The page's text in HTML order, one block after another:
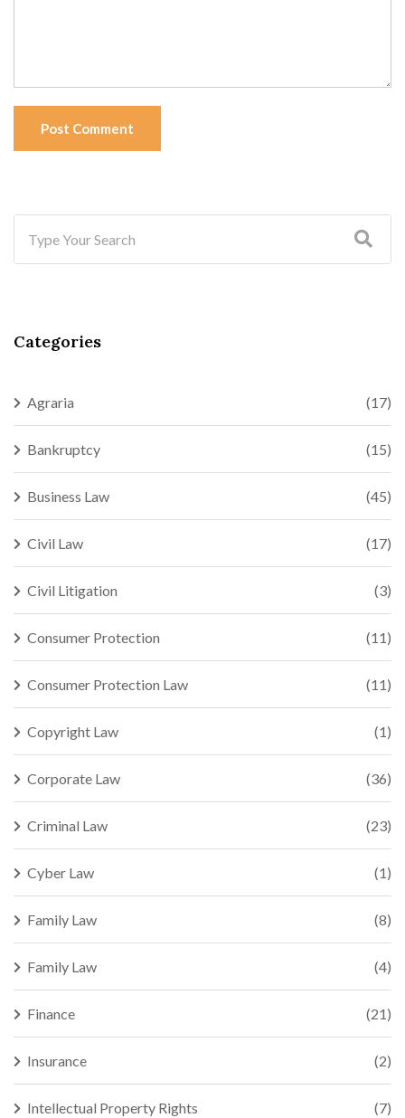
Post Comment
Categories
Agraria (17)
Bankruptcy (15)
Business Law (45)
Civil Law (17)
Civil Litigation (3)
Consumer Protection (11)
Consumer Protection Law (11)
Copyright Law (1)
Corporate Law (36)
Criminal Law (23)
Cyber Law (1)
Family Law (8)
Family Law (4)
Finance (21)
Insurance (2)
Intellectual Property Rights (7)